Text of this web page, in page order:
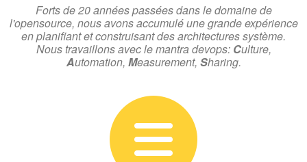
Forts de 20 années passées dans le domaine de
l'opensource, nous avons accumulé une grande expérience
en planifiant et construisant des architectures système.
Nous travaillons avec le mantra devops: Culture,
Automation, Measurement, Sharing.